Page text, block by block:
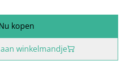
kopen
winkelmandje